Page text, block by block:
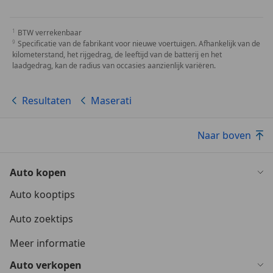
BTW verrekenbaar
Specificatie van de fabrikant voor nieuwe voertuigen. Afhankelijk van de
kilometerstand, het rijgedrag, de leeftijd van de batterij en het
laadgedrag, kan de radius van occasies aanzienlijk variëren.
Resultaten Maserati
Naar boven
Auto kopen
Auto kooptips
Auto zoektips
Meer informatie
Auto verkopen